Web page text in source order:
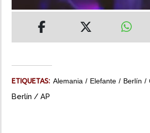
ETIQUETAS: Alemania Elefante Berlín
Berlín / AP